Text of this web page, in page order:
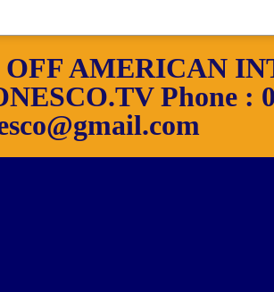
OFF AMERICAN
Phone :